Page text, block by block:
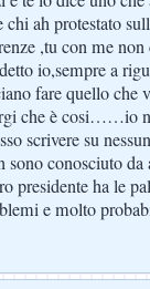
chi ah protestato
,tu con me
io,sempre a
fare quello che
che è cosi……io
scrivere su
sono conosciuto
presidente ha le
e molto